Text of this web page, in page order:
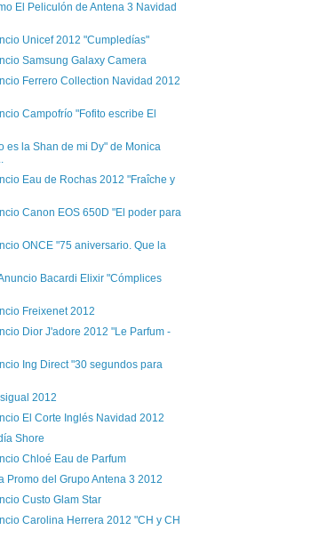
El Peliculón de Antena 3 Navidad
Unicef 2012 "Cumpledías"
Samsung Galaxy Camera
Ferrero Collection Navidad 2012
Campofrío "Fofito escribe El
es la Shan de mi Dy" de Monica
Eau de Rochas 2012 "Fraîche y
Canon EOS 650D "El poder para
ONCE "75 aniversario. Que la
Bacardi Elixir "Cómplices
Freixenet 2012
Dior J'adore 2012 "Le Parfum -
Ing Direct "30 segundos para
2012
El Corte Inglés Navidad 2012
Shore
Chloé Eau de Parfum
Promo del Grupo Antena 3 2012
Custo Glam Star
Carolina Herrera 2012 "CH y CH